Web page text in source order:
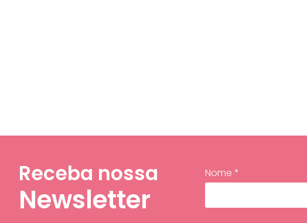
Receba nossa
Newsletter
Nome *